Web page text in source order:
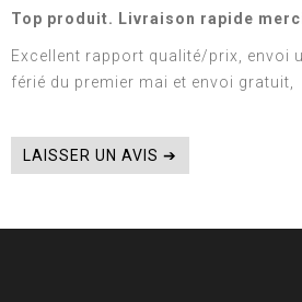
Top produit. Livraison rapide
Excellent rapport qualité/prix, envoi
férié du premier mai et envoi gratuit,
LAISSER UN AVIS ➔